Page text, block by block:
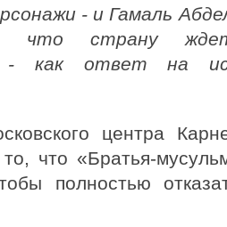
- и Гамаль
что страну ждет
- как ответ на
центра
что «Братья-
полностью